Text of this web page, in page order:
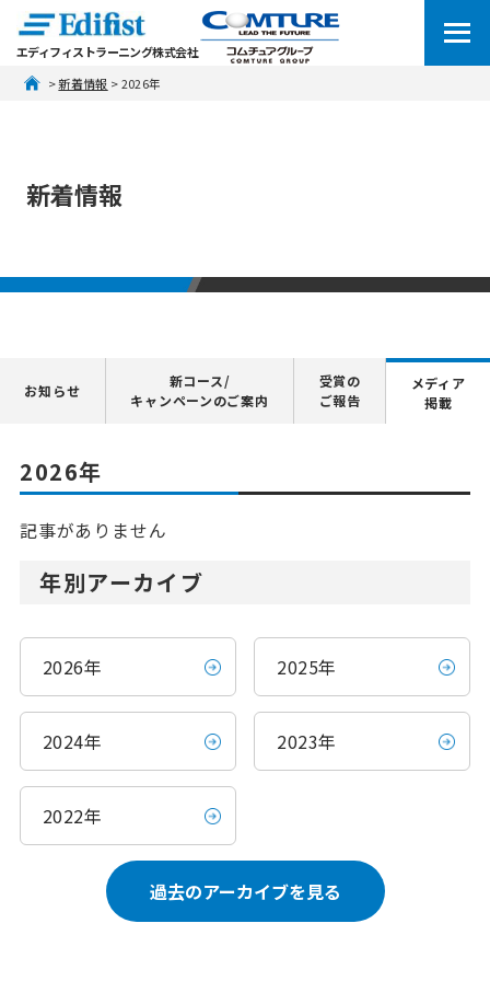
エディフィストラーニング株式会社
> 新着情報 > 2026年
新着情報
お知らせ
新コース/
キャンペーンのご案内
受賞の
ご報告
メディア
掲載
2026年
記事がありません
年別アーカイブ
2026年 2025年
2024年 2023年
2022年
過去のアーカイブを見る